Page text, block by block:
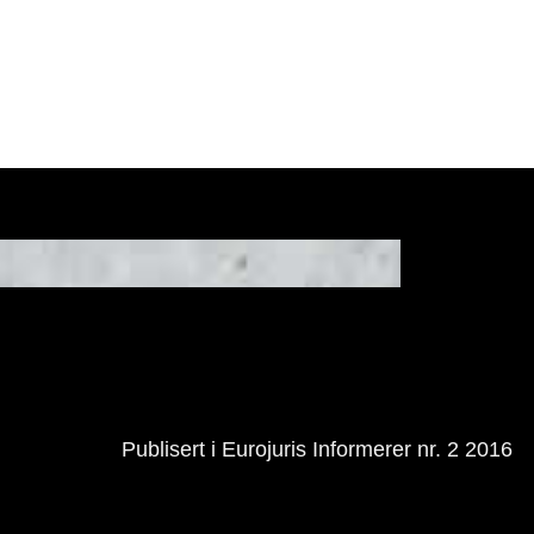
Publisert i Eurojuris Informerer nr. 2 2016